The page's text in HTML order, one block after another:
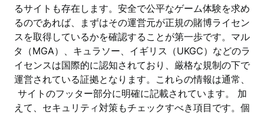
るサイトも存在します。安全で公平なゲーム体験を求め
るのであれば、まずはその運営元が正規の賭博ライセン
スを取得しているかを確認することが第一歩です。マル
タ（MGA）、キュラソー、イギリス（UKGC）などのラ
イセンスは国際的に認知されており、厳格な規制の下で
運営されている証拠となります。これらの情報は通常、
サイトのフッター部分に明確に記載されています。 加
えて、セキュリティ対策もチェックすべき項目です。個